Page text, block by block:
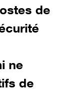
de
ne
de